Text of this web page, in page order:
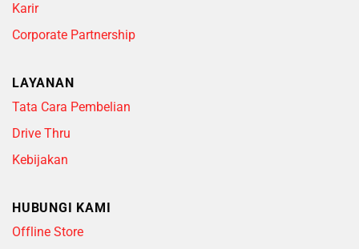
Karir
Corporate Partnership
LAYANAN
Tata Cara Pembelian
Drive Thru
Kebijakan
HUBUNGI KAMI
Offline Store